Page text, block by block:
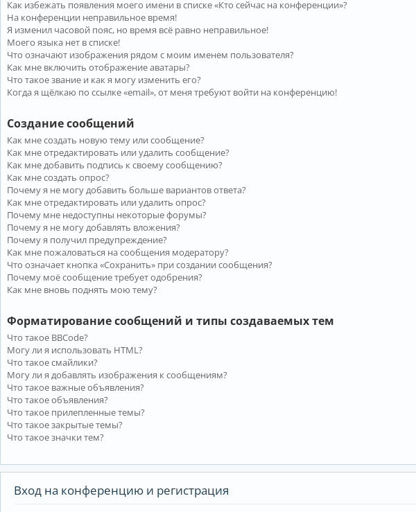
Как избежать появления моего имени в списке «Кто сейчас на конференции»?
На конференции неправильное время!
Я изменил часовой пояс, но время всё равно неправильное!
Моего языка нет в списке!
Что означают изображения рядом с моим именем пользователя?
Как мне включить отображение аватары?
Что такое звание и как я могу изменить его?
Когда я щёлкаю по ссылке «email», от меня требуют войти на конференцию!
Создание сообщений
Как мне создать новую тему или сообщение?
Как мне отредактировать или удалить сообщение?
Как мне добавить подпись к своему сообщению?
Как мне создать опрос?
Почему я не могу добавить больше вариантов ответа?
Как мне отредактировать или удалить опрос?
Почему мне недоступны некоторые форумы?
Почему я не могу добавлять вложения?
Почему я получил предупреждение?
Как мне пожаловаться на сообщения модератору?
Что означает кнопка «Сохранить» при создании сообщения?
Почему моё сообщение требует одобрения?
Как мне вновь поднять мою тему?
Форматирование сообщений и типы создаваемых тем
Что такое BBCode?
Могу ли я использовать HTML?
Что такое смайлики?
Могу ли я добавлять изображения к сообщениям?
Что такое важные объявления?
Что такое объявления?
Что такое прилепленные темы?
Что такое закрытые темы?
Что такое значки тем?
Вход на конференцию и регистрация